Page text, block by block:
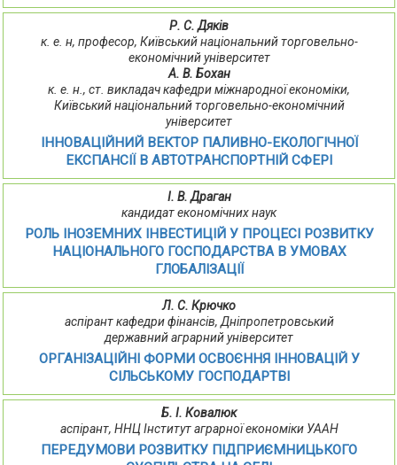
Р. С. Дяків
к. е. н, професор, Київський національний торговельно-
економічний університет
А. В. Бохан
к. е. н., ст. викладач кафедри міжнародної економіки,
Київський національний торговельно-економічний
університет
ІННОВАЦІЙНИЙ ВЕКТОР ПАЛИВНО-ЕКОЛОГІЧНОЇ
ЕКСПАНСІЇ В АВТОТРАНСПОРТНІЙ СФЕРІ
І. В. Драган
кандидат економічних наук
РОЛЬ ІНОЗЕМНИХ ІНВЕСТИЦІЙ У ПРОЦЕСІ РОЗВИТКУ
НАЦІОНАЛЬНОГО ГОСПОДАРСТВА В УМОВАХ
ГЛОБАЛІЗАЦІЇ
Л. С. Крючко
аспірант кафедри фінансів, Дніпропетровський
державний аграрний університет
ОРГАНІЗАЦІЙНІ ФОРМИ ОСВОЄННЯ ІННОВАЦІЙ У
СІЛЬСЬКОМУ ГОСПОДАРТВІ
Б. І. Ковалюк
аспірант, ННЦ Інститут аграрної економіки УААН
ПЕРЕДУМОВИ РОЗВИТКУ ПІДПРИЄМНИЦЬКОГО